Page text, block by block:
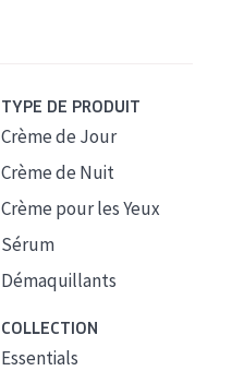
TYPE DE PRODUIT
Crème de Jour
Crème de Nuit
Crème pour les Yeux
Sérum
Démaquillants
COLLECTION
Essentials